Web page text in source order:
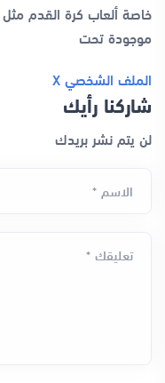
موجودة تحت
الملف الشخصي X
شاركنا رأيك
لن يتم نشر بريدك
الاسم *
تعليقك *